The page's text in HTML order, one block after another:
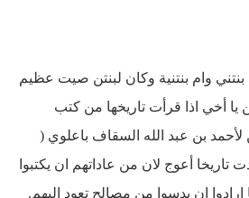
وام بنتنية وكان لبنتن صيت عظيم
يا أخي اذا قرأت تاريخها من كتب
لأحمد بن عبد الله السقاف باعلوي (
م ) فوجدت تاريخا أعوج لان من عاداتهم ان يكتبوا
ارادوا ان يدسوا من مصالح تعود اليهم.